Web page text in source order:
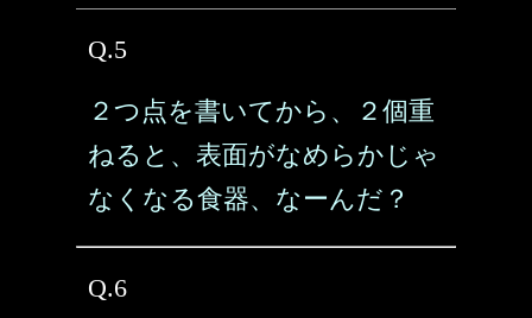
Q.5
２つ点を書いてから、２個重
ねると、表面がなめらかじゃ
なくなる食器、なーんだ？
Q.6